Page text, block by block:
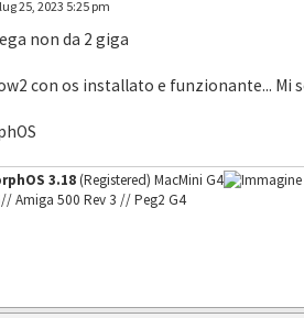
25, 2023 5:25 pm
non da 2 giga
con os installato e funzionante... Mi
3.18(Registered) MacMini G4
Amiga 500 Rev 3 // Peg2 G4